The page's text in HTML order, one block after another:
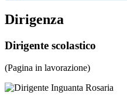
Dirigenza
Dirigente scolastico
(Pagina in lavorazione)